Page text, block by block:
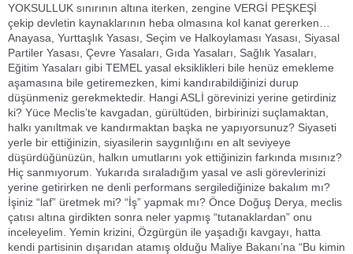
YOKSULLUK sınırının altına iterken, zengine VERGİ PEŞKEŞİ
çekip devletin kaynaklarının heba olmasına kol kanat gererken…
Anayasa, Yurttaşlık Yasası, Seçim ve Halkoylaması Yasası, Siyasal
Partiler Yasası, Çevre Yasaları, Gıda Yasaları, Sağlık Yasaları,
Eğitim Yasaları gibi TEMEL yasal eksiklikleri bile henüz emekleme
aşamasına bile getiremezken, kimi kandırabildiğinizi durup
düşünmeniz gerekmektedir. Hangi ASLİ görevinizi yerine getirdiniz
ki? Yüce Meclis’te kavgadan, gürültüden, birbirinizi suçlamaktan,
halkı yanıltmak ve kandırmaktan başka ne yapıyorsunuz? Siyaseti
yerle bir ettiğinizin, siyasilerin saygınlığını en alt seviyeye
düşürdüğünüzün, halkın umutlarını yok ettiğinizin farkında mısınız?
Hiç sanmıyorum. Yukarıda sıraladığım yasal ve asli görevlerinizi
yerine getirirken ne denli performans sergilediğinize bakalım mı?
İşiniz “laf” üretmek mi? “İş” yapmak mı? Önce Doğuş Derya, meclis
çatısı altına girdikten sonra neler yapmış “tutanaklardan” onu
inceleyelim. Yemin krizini, Özgürgün ile yaşadığı kavgayı, hatta
kendi partisinin dışarıdan atamış olduğu Maliye Bakanı’na “Bu kimin